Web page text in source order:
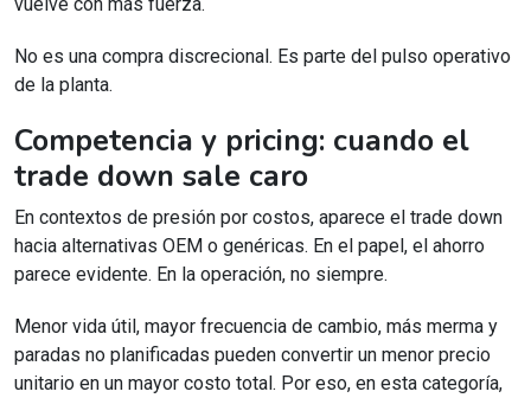
No es una compra discrecional. Es parte del pulso operativo
de la planta.
Competencia y pricing: cuando el
trade down sale caro
En contextos de presión por costos, aparece el trade down
hacia alternativas OEM o genéricas. En el papel, el ahorro
parece evidente. En la operación, no siempre.
Menor vida útil, mayor frecuencia de cambio, más merma y
paradas no planificadas pueden convertir un menor precio
unitario en un mayor costo total. Por eso, en esta categoría,